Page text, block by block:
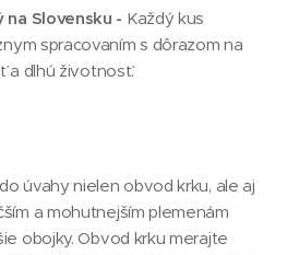
na Slovensku - Každý kus
spracovaním s dôrazom na
a dlhú životnosť.
úvahy nielen obvod krku, ale aj
a mohutnejším plemenám
obojky. Obvod krku merajte